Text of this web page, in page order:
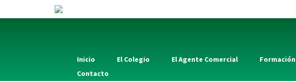
Inicio El Colegio El Agente Comercial Formación
Contacto